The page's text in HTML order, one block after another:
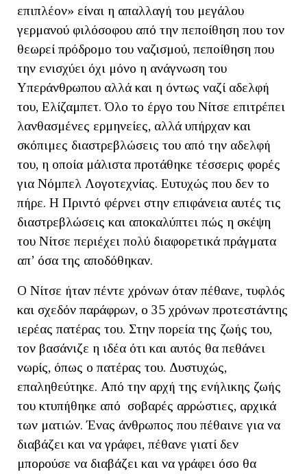
επιπλέον» είναι η απαλλαγή του μεγάλου
γερμανού φιλόσοφου από την πεποίθηση που τον
θεωρεί πρόδρομο του ναζισμού, πεποίθηση που
την ενισχύει όχι μόνο η ανάγνωση του
Υπεράνθρωπου αλλά και η όντως ναζί αδελφή
του, Ελίζαμπετ. Όλο το έργο του Νίτσε επιτρέπει
λανθασμένες ερμηνείες, αλλά υπήρχαν και
σκόπιμες διαστρεβλώσεις του από την αδελφή
του, η οποία μάλιστα προτάθηκε τέσσερις φορές
για Νόμπελ Λογοτεχνίας. Ευτυχώς που δεν το
πήρε. Η Πριντό φέρνει στην επιφάνεια αυτές τις
διαστρεβλώσεις και αποκαλύπτει πώς η σκέψη
του Νίτσε περιέχει πολύ διαφορετικά πράγματα
απ’ όσα της αποδόθηκαν.
Ο Νίτσε ήταν πέντε χρόνων όταν πέθανε, τυφλός
και σχεδόν παράφρων, ο 35 χρόνων προτεστάντης
ιερέας πατέρας του. Στην πορεία της ζωής του,
τον βασάνιζε η ιδέα ότι και αυτός θα πεθάνει
νωρίς, όπως ο πατέρας του. Δυστυχώς,
επαληθεύτηκε. Από την αρχή της ενήλικης ζωής
του κτυπήθηκε από σοβαρές αρρώστιες, αρχικά
των ματιών. Ένας άνθρωπος που πέθαινε για να
διαβάζει και να γράφει, πέθανε γιατί δεν
μπορούσε να διαβάζει και να γράφει όσο θα